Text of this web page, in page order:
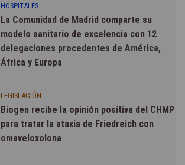
HOSPITALES
La Comunidad de Madrid comparte su
modelo sanitario de excelencia con 12
delegaciones procedentes de América,
África y Europa
LEGISLACIÓN
Biogen recibe la opinión positiva del CHMP
para tratar la ataxia de Friedreich con
omaveloxolona